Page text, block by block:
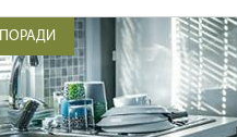
ПОРАДИ